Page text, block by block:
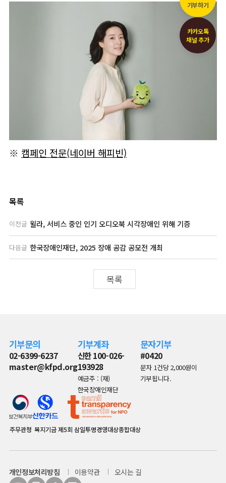
※ 캠페인 전문(네이버 해피빈)
목록
이전글 윌라, 서비스 중인 인기 오디오북 시각장애인 위해 기증
다음글 한국장애인재단, 2025 장애 공감 공모전 개최
목록
기부하기
카카오톡
채널 추가
기부문의
02-6399-6237
master@kfpd.org
기부계좌
신한 100-026-
193928
예금주 : (재)
한국장애인재단
문자기부
#0420
문자 1건당 2,000원이
기부됩니다.
주무관청 복지기금제5회 삼일투명경영대상종합대상
개인정보처리방침 이용약관 오시는 길